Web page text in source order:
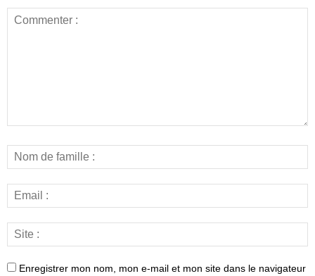
Enregistrer mon nom, mon e-mail et mon site dans le navigateur